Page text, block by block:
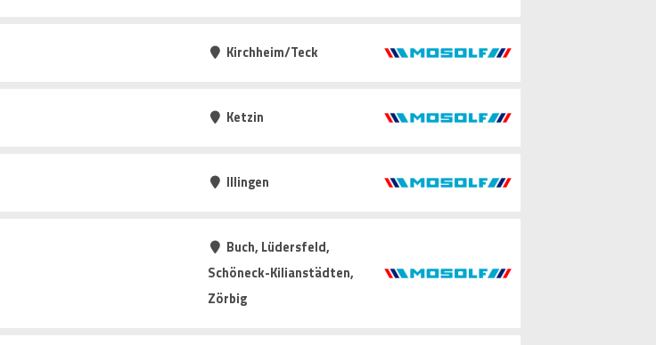
Kirchheim/Teck
Ketzin
Illingen
Buch, Lüdersfeld,
Schöneck-Kilianstädten,
Zörbig